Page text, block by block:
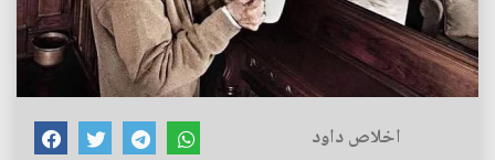
اخلاص داود